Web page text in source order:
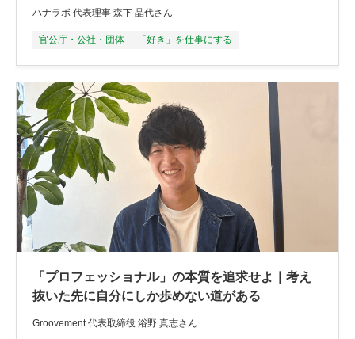
ハナラボ 代表理事 森下 晶代さん
官公庁・公社・団体 「好き」を仕事にする
「プロフェッショナル」の本質を追求せよ｜考え
抜いた先に自分にしか歩めない道がある
Groovement 代表取締役 浴野 真志さん